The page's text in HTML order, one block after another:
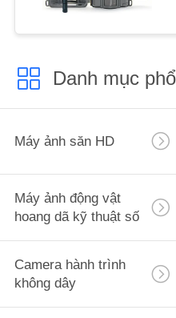
BẢO
MẬT
Danh mục
Máy ảnh săn HD
Máy ảnh động vật
hoang dã kỹ thuật số
Camera hành trình
không dây